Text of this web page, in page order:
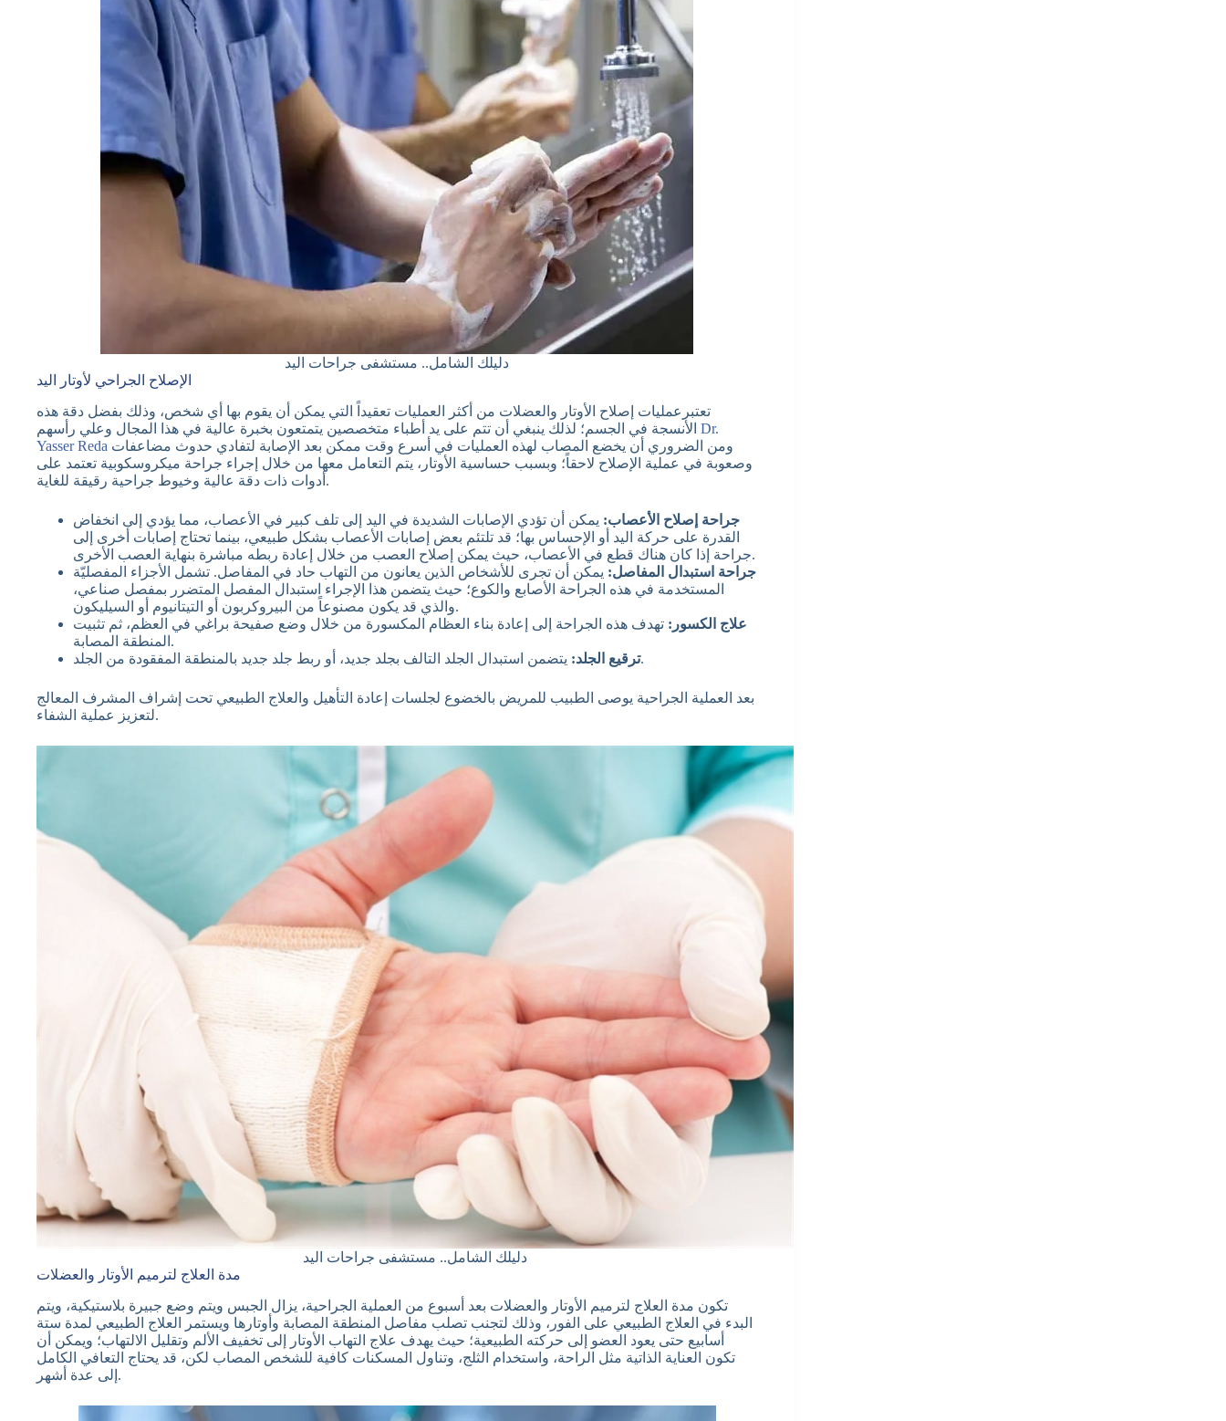
دليلك الشامل.. مستشفى جراحات اليد
الإصلاح الجراحي لأوتار اليد
تعتبرعمليات إصلاح الأوتار والعضلات من أكثر العمليات تعقيداً التي يمكن أن يقوم بها أي شخص، وذلك بفضل دقة هذه
Dr.
Yasser Reda
وصعوبة في عملية الإصلاح لاحقاً؛ وبسبب حساسية الأوتار، يتم التعامل معها من خلال إجراء جراحة ميكروسكوبية تعتمد على
أدوات ذات دقة عالية وخيوط جراحية رقيقة للغاية.
جراحة إصلاح الأعصاب: يمكن أن تؤدي الإصابات الشديدة في اليد إلى تلف كبير في الأعصاب، مما يؤدي إلى انخفاض
القدرة على حركة اليد أو الإحساس بها؛ قد تلتئم بعض إصابات الأعصاب بشكل طبيعي، بينما تحتاج إصابات أخرى إلى
جراحة إذا كان هناك قطع في الأعصاب، حيث يمكن إصلاح العصب من خلال إعادة ربطه مباشرة بنهاية العصب الأخرى.
جراحة استبدال المفاصل: يمكن أن تجرى للأشخاص الذين يعانون من التهاب حاد في المفاصل. تشمل الأجزاء المفصليّة
المستخدمة في هذه الجراحة الأصابع والكوع؛ حيث يتضمن هذا الإجراء استبدال المفصل المتضرر بمفصل صناعي،
والذي قد يكون مصنوعاً من البيروكربون أو التيتانيوم أو السيليكون.
علاج الكسور: تهدف هذه الجراحة إلى إعادة بناء العظام المكسورة من خلال وضع صفيحة براغي في العظم، ثم تثبيت
المنطقة المصابة.
ترقيع الجلد:يتضمن استبدال الجلد التالف بجلد جديد، أو ربط جلد جديد بالمنطقة المفقودة من الجلد.
بعد العملية الجراحية يوصى الطبيب للمريض بالخضوع لجلسات إعادة التأهيل والعلاج الطبيعي تحت إشراف المشرف المعالج
لتعزيز عملية الشفاء.
دليلك الشامل.. مستشفى جراحات اليد
مدة العلاج لترميم الأوتار والعضلات
تكون مدة العلاج لترميم الأوتار والعضلات بعد أسبوع من العملية الجراحية، يزال الجبس ويتم وضع جبيرة بلاستيكية، ويتم
البدء في العلاج الطبيعي على الفور، وذلك لتجنب تصلب مفاصل المنطقة المصابة وأوتارها ويستمر العلاج الطبيعي لمدة ستة
أسابيع حتى يعود العضو إلى حركته الطبيعية؛ حيث يهدف علاج التهاب الأوتار إلى تخفيف الألم وتقليل الالتهاب؛ ويمكن أن
تكون العناية الذاتية مثل الراحة، واستخدام الثلج، وتناول المسكنات كافية للشخص المصاب لكن، قد يحتاج التعافي الكامل
إلى عدة أشهر.